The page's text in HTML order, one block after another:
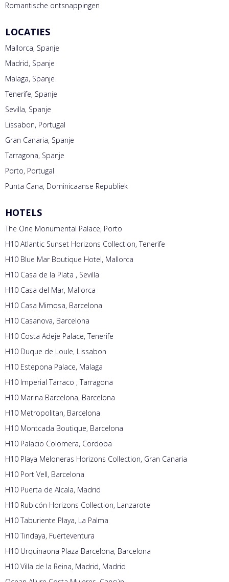
Romantische ontsnappingen
LOCATIES
Mallorca, Spanje
Madrid, Spanje
Malaga, Spanje
Tenerife, Spanje
Sevilla, Spanje
Lissabon, Portugal
Gran Canaria, Spanje
Tarragona, Spanje
Porto, Portugal
Punta Cana, Dominicaanse Republiek
HOTELS
The One Monumental Palace, Porto
H10 Atlantic Sunset Horizons Collection, Tenerife
H10 Blue Mar Boutique Hotel, Mallorca
H10 Casa de la Plata , Sevilla
H10 Casa del Mar, Mallorca
H10 Casa Mimosa, Barcelona
H10 Casanova, Barcelona
H10 Costa Adeje Palace, Tenerife
H10 Duque de Loule, Lissabon
H10 Estepona Palace, Malaga
H10 Imperial Tarraco , Tarragona
H10 Marina Barcelona, Barcelona
H10 Metropolitan, Barcelona
H10 Montcada Boutique, Barcelona
H10 Palacio Colomera, Cordoba
H10 Playa Meloneras Horizons Collection, Gran Canaria
H10 Port Vell, Barcelona
H10 Puerta de Alcala, Madrid
H10 Rubicón Horizons Collection, Lanzarote
H10 Taburiente Playa, La Palma
H10 Tindaya, Fuerteventura
H10 Urquinaona Plaza Barcelona, Barcelona
H10 Villa de la Reina, Madrid, Madrid